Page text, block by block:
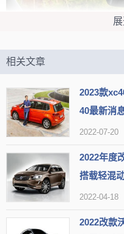
方面都还好，很可能会继续出
十足，多媒体屏幕镶嵌在仪表
进行优化，这是沃尔沃XC40
相关文章
2023款
40最新消
2022-07-20
2022年度
搭载轻混
2022-04-18
2022改款